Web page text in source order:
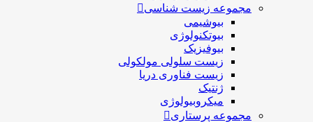
مجموعه زیست شناسی
بیوشیمی
بیوتکنولوژی
بیوفیزیک
زیست سلولی مولکولی
زیست فناوری دریا
ژنتیک
میکروبیولوژی
مجموعه پرستاری